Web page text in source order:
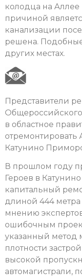
колодца на Аллее
причиной
канализации
решена.
других местах.
Представители
в областное
отремонтировать
Катунино
В прошлом году
Героев в
капитальный
длиной 444 метра
мнению
ошибочным
указанный метод
плотности
высокой
автомагистрали,